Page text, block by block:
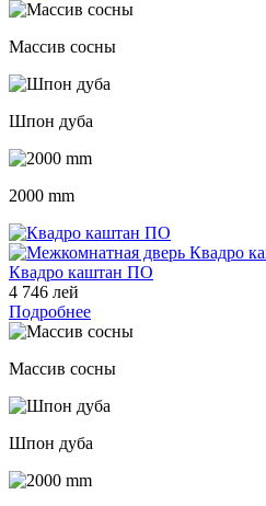
Массив сосны
Шпон дуба
2000 mm
Квадро каштан ПО
4 746 лей
Подробнее
Массив сосны
Шпон дуба